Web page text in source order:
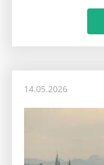
14.05.2026